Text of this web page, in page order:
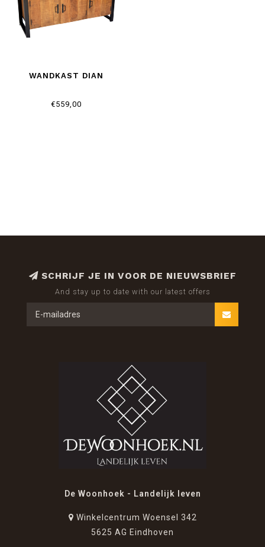
WANDKAST DIAN
€559,00
SCHRIJF JE IN VOOR DE NIEUWSBRIEF
And stay up to date with our latest offers
De Woonhoek - Landelijk leven
Winkelcentrum Woensel 342
5625 AG Eindhoven